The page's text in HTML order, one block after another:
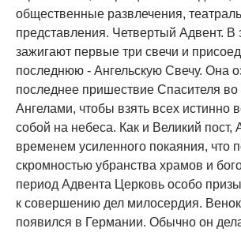
общественные развлечения,
представления. Четвертый Адвент. В
зажигают первые три свечи и
последнюю - Ангельскую Свечу. Она
последнее пришествие Спасителя во
Ангелами, чтобы взять всех истинно
собой на небеса. Как и Великий пост,
временем усиленного покаяния, что
скромностью убранства храмов и
период Адвента Церковь особо
к совершению дел милосердия.
появился в Германии. Обычно он